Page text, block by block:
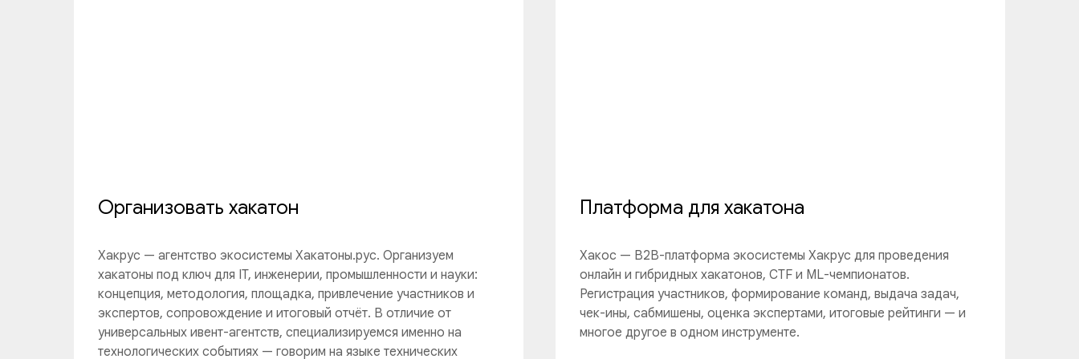
Организовать хакатон
Хакрус — агентство экосистемы Хакатоны.рус. Организуем
хакатоны под ключ для IT, инженерии, промышленности и науки:
концепция, методология, площадка, привлечение участников и
экспертов, сопровождение и итоговый отчёт. В отличие от
универсальных ивент-агентств, специализируемся именно на
технологических событиях — говорим на языке технических
Платформа для хакатона
Хакос — B2B-платформа экосистемы Хакрус для проведения
онлайн и гибридных хакатонов, CTF и ML-чемпионатов.
Регистрация участников, формирование команд, выдача задач,
чек-ины, сабмишены, оценка экспертами, итоговые рейтинги — и
многое другое в одном инструменте.